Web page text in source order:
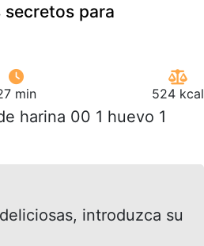
secretos para
min 524 kcal
harina 00 1 huevo 1
introduzca su